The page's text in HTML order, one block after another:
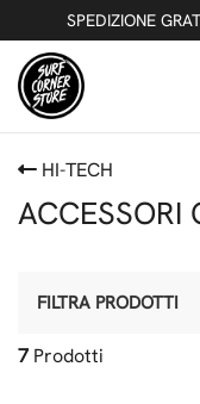
SPEDIZIONE
HI-TECH
ACCESSORI
FILTRA PRODOTTI
7 Prodotti